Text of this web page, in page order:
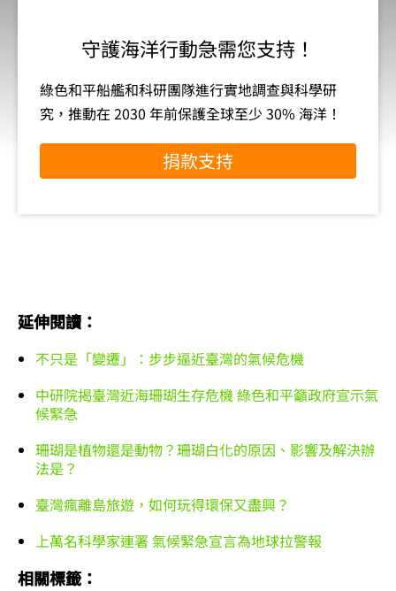
守護海洋行動急需您支持！
綠色和平船艦和科研團隊進行實地調查與科學研
究，推動在 2030 年前保護全球至少 30% 海洋！
捐款支持
延伸閱讀：
不只是「變遷」：步步逼近臺灣的氣候危機
中研院揭臺灣近海珊瑚生存危機 綠色和平籲政府宣示氣
候緊急
珊瑚是植物還是動物？珊瑚白化的原因、影響及解決辦
法是？
臺灣瘋離島旅遊，如何玩得環保又盡興？
上萬名科學家連署 氣候緊急宣言為地球拉警報
相關標籤：